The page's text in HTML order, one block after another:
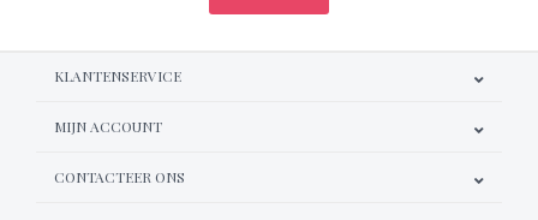
KLANTENSERVICE
MIJN ACCOUNT
CONTACTEER ONS